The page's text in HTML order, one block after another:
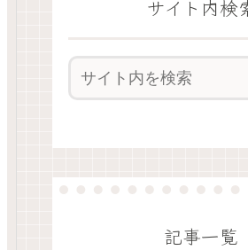
サイト内検
記事一覧